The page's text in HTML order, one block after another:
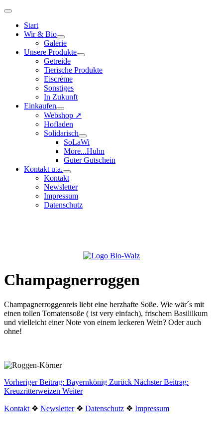
Start
Wir & Bio
Galerie
Unsere Produkte
Getreide
Tierische Produkte
Eiscréme
Sonstiges
In Zukunft
Einkaufen
Webshop ➚
Hofladen
Solidarisch
SoLaWi
More...Huhn
Guter Gutschein
Kontakt u.a.
Kontakt
Newsletter
Impressum
Datenschutz
Champagnerroggen
Champagnerroggenreis liebt eine herzhafte Soße. Wie wär´s mit
einen tollen Tomatensoße ( ist very einfach), frischem Basililkum
und vielleicht einer Note von einem leckeren Wein? Oder auch
ohne!
Vorheriger Beitrag: Bayernkönig Zurück Nächster Beitrag:
Kreuzritterweizen Weiter
Kontakt ❖ Newsletter❖ Datenschutz ❖ Impressum